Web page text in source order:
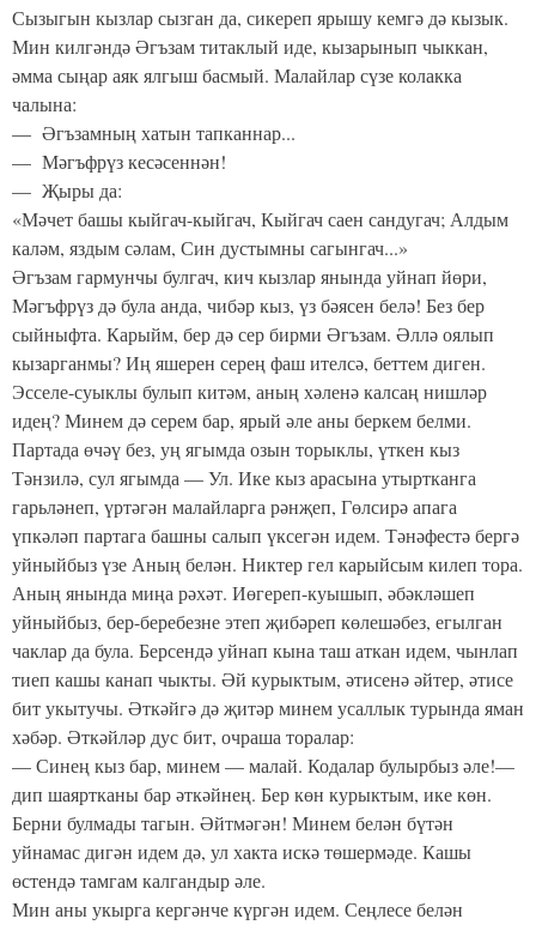
Сызыгын кызлар сызган да, сике­реп ярышу кемгә дә кызык.
Мин килгәндә Әгъзам титаклый иде, кызарынып чыккан,
әмма сыңар аяк ялгыш басмый. Малайлар сүзе колакка
чалына:
— Әгъзамның хатын тапканнар...
— Мәгъфрүз кесәсеннән!
— Җыры да:
«Мәчет башы кыйгач-кыйгач, Кыйгач саен сандугач; Алдым
каләм, яздым сәлам, Син дустымны сагынгач...»
Әгъзам гармунчы булгач, кич кызлар янында уйнап йө­ри,
Мәгъфрүз дә була анда, чибәр кыз, үз бәясен белә! Без бер
сыйныфта. Карыйм, бер дә сер бирми Әгъзам. Әллә оялып
кызарганмы? Иң яшерен серең фаш ителсә, беттем диген.
Эсселе-суыклы булып китәм, аның хәленә калсаң нишләр
идең? Минем дә серем бар, ярый әле аны беркем белми.
Партада өчәү без, уң ягымда озын торыклы, үткен кыз
Тәнзилә, сул ягымда — Ул. Ике кыз арасына утырткан­га
гарьләнеп, үртәгән малайларга рәнҗеп, Гөлсирә апага
үпкәләп партага башны салып үксегән идем. Тәнәфестә бергә
уйныйбыз үзе Аның белән. Никтер гел карыйсым килеп тора.
Аның янында миңа рәхәт. Иөгереп-куышып, әбәкләшеп
уйныйбыз, бер-беребезне этеп җибәреп көлешә­без, егылган
чаклар да була. Берсендә уйнап кына таш аткан идем, чынлап
тиеп кашы канап чыкты. Әй курыктым, әти­сенә әйтер, әтисе
бит укытучы. Әткәйгә дә җитәр минем усаллык турында яман
хәбәр. Әткәйләр дус бит, очраша торалар:
— Синең кыз бар, минем — малай. Кодалар булырбыз әле!—
дип шаяртканы бар әткәйнең. Бер көн курыктым, ике көн.
Берни булмады тагын. Әйтмәгән! Минем белән бүтән
уйнамас дигән идем дә, ул хакта искә төшермәде. Кашы
өстендә тамгам калгандыр әле.
Мин аны укырга кергәнче күргән идем. Сеңлесе белән